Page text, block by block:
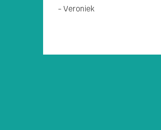
- Veroniek